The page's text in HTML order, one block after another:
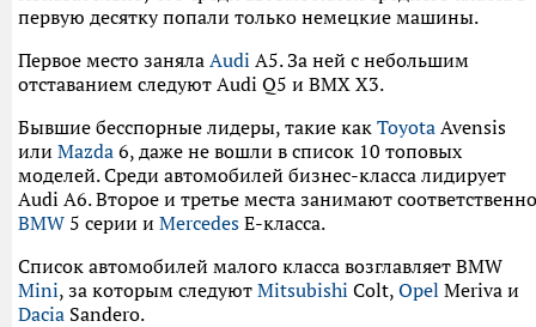
первую десятку попали только немецкие машины.
Первое место заняла Audi A5. За ней с небольшим
отставанием следуют Audi Q5 и BMX X3.
Бывшие бесспорные лидеры, такие как Toyota Avensis
или Mazda 6, даже не вошли в список 10 топовых
моделей. Среди автомобилей бизнес-класса лидирует
Audi A6. Второе и третье места занимают соответственно
BMW 5 серии и Mercedes E-класса.
Список автомобилей малого класса возглавляет BMW
Mini, за которым следуют Mitsubishi Colt, Opel Meriva и
Dacia Sandero.